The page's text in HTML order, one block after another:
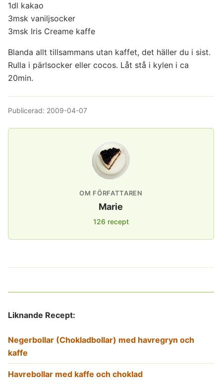
1dl kakao
3msk vaniljsocker
3msk Iris Creame kaffe
Blanda allt tillsammans utan kaffet, det häller du i sist.
Rulla i pärlsocker eller cocos. Låt stå i kylen i ca
20min.
Publicerad: 2009-04-07
OM FÖRFATTAREN
Marie
126 recept
Liknande Recept:
Negerbollar (Chokladbollar) med havregryn och
kaffe
Havrebollar med kaffe och choklad